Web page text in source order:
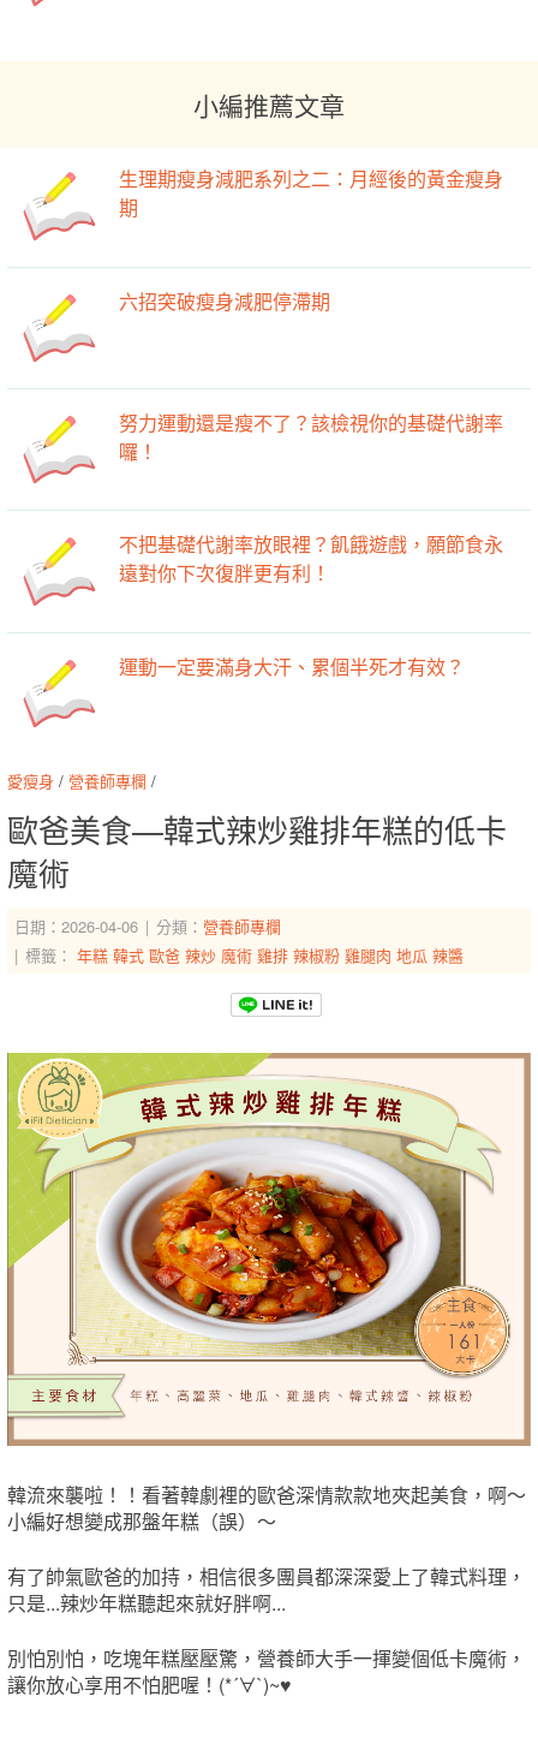
小編推薦文章
生理期瘦身減肥系列之二：月經後的黃金瘦身
期
六招突破瘦身減肥停滯期
努力運動還是瘦不了？該檢視你的基礎代謝率
囉！
不把基礎代謝率放眼裡？飢餓遊戲，願節食永
遠對你下次復胖更有利！
運動一定要滿身大汗、累個半死才有效？
愛瘦身 / 營養師專欄 /
歐爸美食—韓式辣炒雞排年糕的低卡
魔術
日期：2026-04-06 分類： 營養師專欄
標籤： 年糕 韓式 歐爸 辣炒 魔術 雞排 辣椒粉 雞腿肉 地瓜 辣醬
韓流來襲啦！！看著韓劇裡的歐爸深情​款款地夾起美食，啊～
小編好想變成那盤年糕（誤）～
有了​帥氣歐爸的加持，相信很多團員都深深愛上了韓式料理，
只是...​辣炒年糕聽起來就好胖啊...
別怕別怕，吃塊年糕壓壓驚，營養師大手一揮變個低卡魔術，
讓你放心享用不怕肥喔​！(*´∀`)~♥